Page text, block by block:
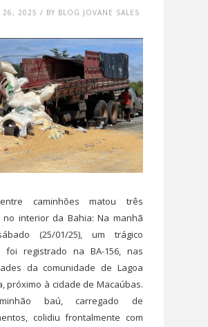
26, 2025 / BY BLOG JOVANE SALES
caminhões matou três
no interior da Bahia: Na manhã
(25/01/25), um trágico
foi registrado na BA-156, nas
da comunidade de Lagoa
próximo à cidade de Macaúbas.
baú, carregado de
colidiu frontalmente com